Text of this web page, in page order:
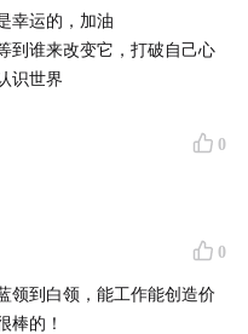
幸运的，加油
到谁来改变它，打破自己心
识世界
0
0
领到白领，能工作能创造价
棒的！